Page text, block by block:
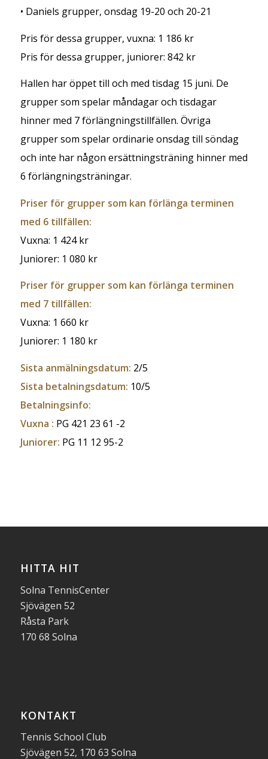
• Daniels grupper, onsdag 19-20 och 20-21
Pris för dessa grupper, vuxna: 1 186 kr
Pris för dessa grupper, juniorer: 842 kr
Hallen har öppet till och med tisdag 15 juni. De
grupper som spelar måndagar och tisdagar
hinner med 7 förlängningstillfällen. Övriga
grupper som spelar ordinarie onsdag till söndag
och inte har någon ersättningsträning hinner med
6 förlängningsträningar.
Priser för grupper som kan förlänga terminen
med 6 tillfällen:
Vuxna: 1 424 kr
Juniorer: 1 080 kr
Priser för grupper som kan förlänga terminen
med 7 tillfällen:
Vuxna: 1 660 kr
Juniorer: 1 180 kr
Sista anmälningsdatum: 2/5
Sista betalningsdatum: 10/5
Betalningsinfo:
Vuxna : PG 421 23 61 -2
Juniorer: PG 11 12 95-2
HITTA HIT
Solna TennisCenter
Sjövägen 52
Råsta Park
170 68 Solna
KONTAKT
Tennis School Club
Sjövägen 52, 170 63 Solna